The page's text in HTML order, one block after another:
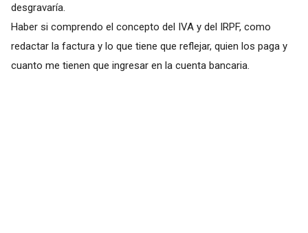
desgravaría.
Haber si comprendo el concepto del IVA y del IRPF, como
redactar la factura y lo que tiene que reflejar, quien los paga y
cuanto me tienen que ingresar en la cuenta bancaria.